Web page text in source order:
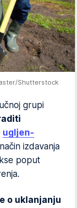
Shutterstock
grupi
ugljen-
izdavanja
poput
o uklanjanju